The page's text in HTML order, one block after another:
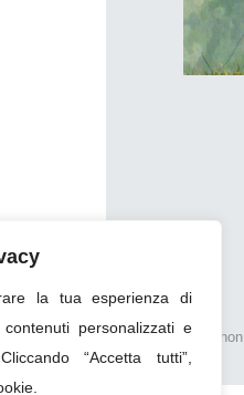
la tua esperienza di
personalizzati e
“Accetta tutti”,
Colophon